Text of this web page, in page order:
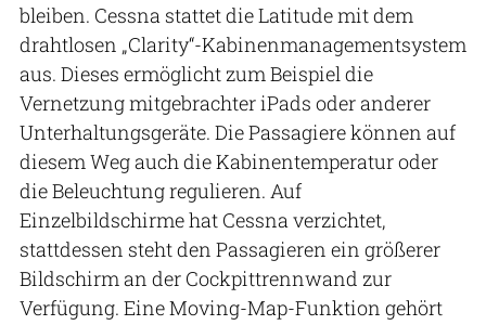
bleiben. Cessna stattet die Latitude mit dem
drahtlosen „Clarity“-Kabinenmanagementsystem
aus. Dieses ermöglicht zum Beispiel die
Vernetzung mitgebrachter iPads oder anderer
Unterhaltungsgeräte. Die Passagiere können auf
diesem Weg auch die Kabinentemperatur oder
die Beleuchtung regulieren. Auf
Einzelbildschirme hat Cessna verzichtet,
stattdessen steht den Passagieren ein größerer
Bildschirm an der Cockpittrennwand zur
Verfügung. Eine Moving-Map-Funktion gehört